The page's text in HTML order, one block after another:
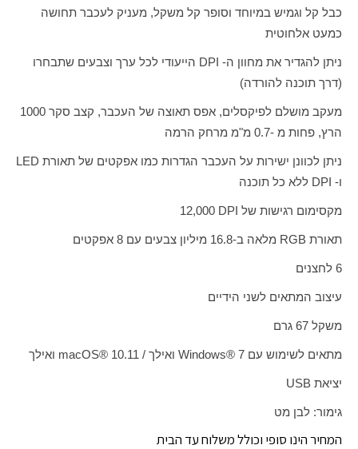
כבל קל וגמיש במיוחד וסופר קל משקל, מעניק לעכבר תחושה
כמעט אלחוטית
ניתן להגדיר את מחוון ה- DPI הייעודי לכל ערך וצבעים שתבחרו
(דרך תוכנה להורדה)
מעקב מושלם לפיקסלים, אפס תאוצה של העכבר, קצב סקר 1000
הרץ, פחות מ -0.7 מ"מ מרחק הרמה
ניתן לכוונן ישירות על העכבר הגדרות כמו אפקטים של תאורת LED
ו- DPI ללא כל תוכנה
מקסימום רגישות של DPI
תאורת RGB מלאה ב-16.8 מיליון צבעים עם 8 אפקטים
6 לחצנים
עיצוב המתאים לשני הידיים
משקל 67 גרם
מתאים לשימוש עם Windows® 7 ואילך / macOS® 10.11 ואילך
יציאת USB
גימור: לבן מט
המחיר הינו סופי וכולל משלוח עד הבית